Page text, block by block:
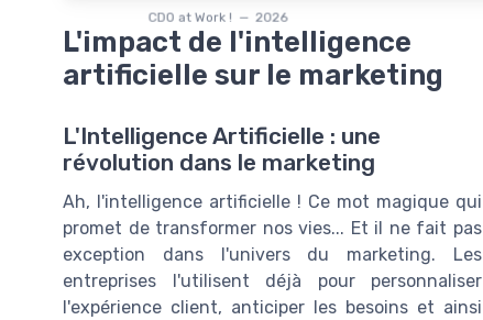
CDO at Work ! — 2026
L'impact de l'intelligence
artificielle sur le marketing
L'Intelligence Artificielle : une
révolution dans le marketing
Ah, l'intelligence artificielle ! Ce mot magique qui
promet de transformer nos vies... Et il ne fait pas
exception dans l'univers du marketing. Les
entreprises l'utilisent déjà pour personnaliser
l'expérience client, anticiper les besoins et ainsi